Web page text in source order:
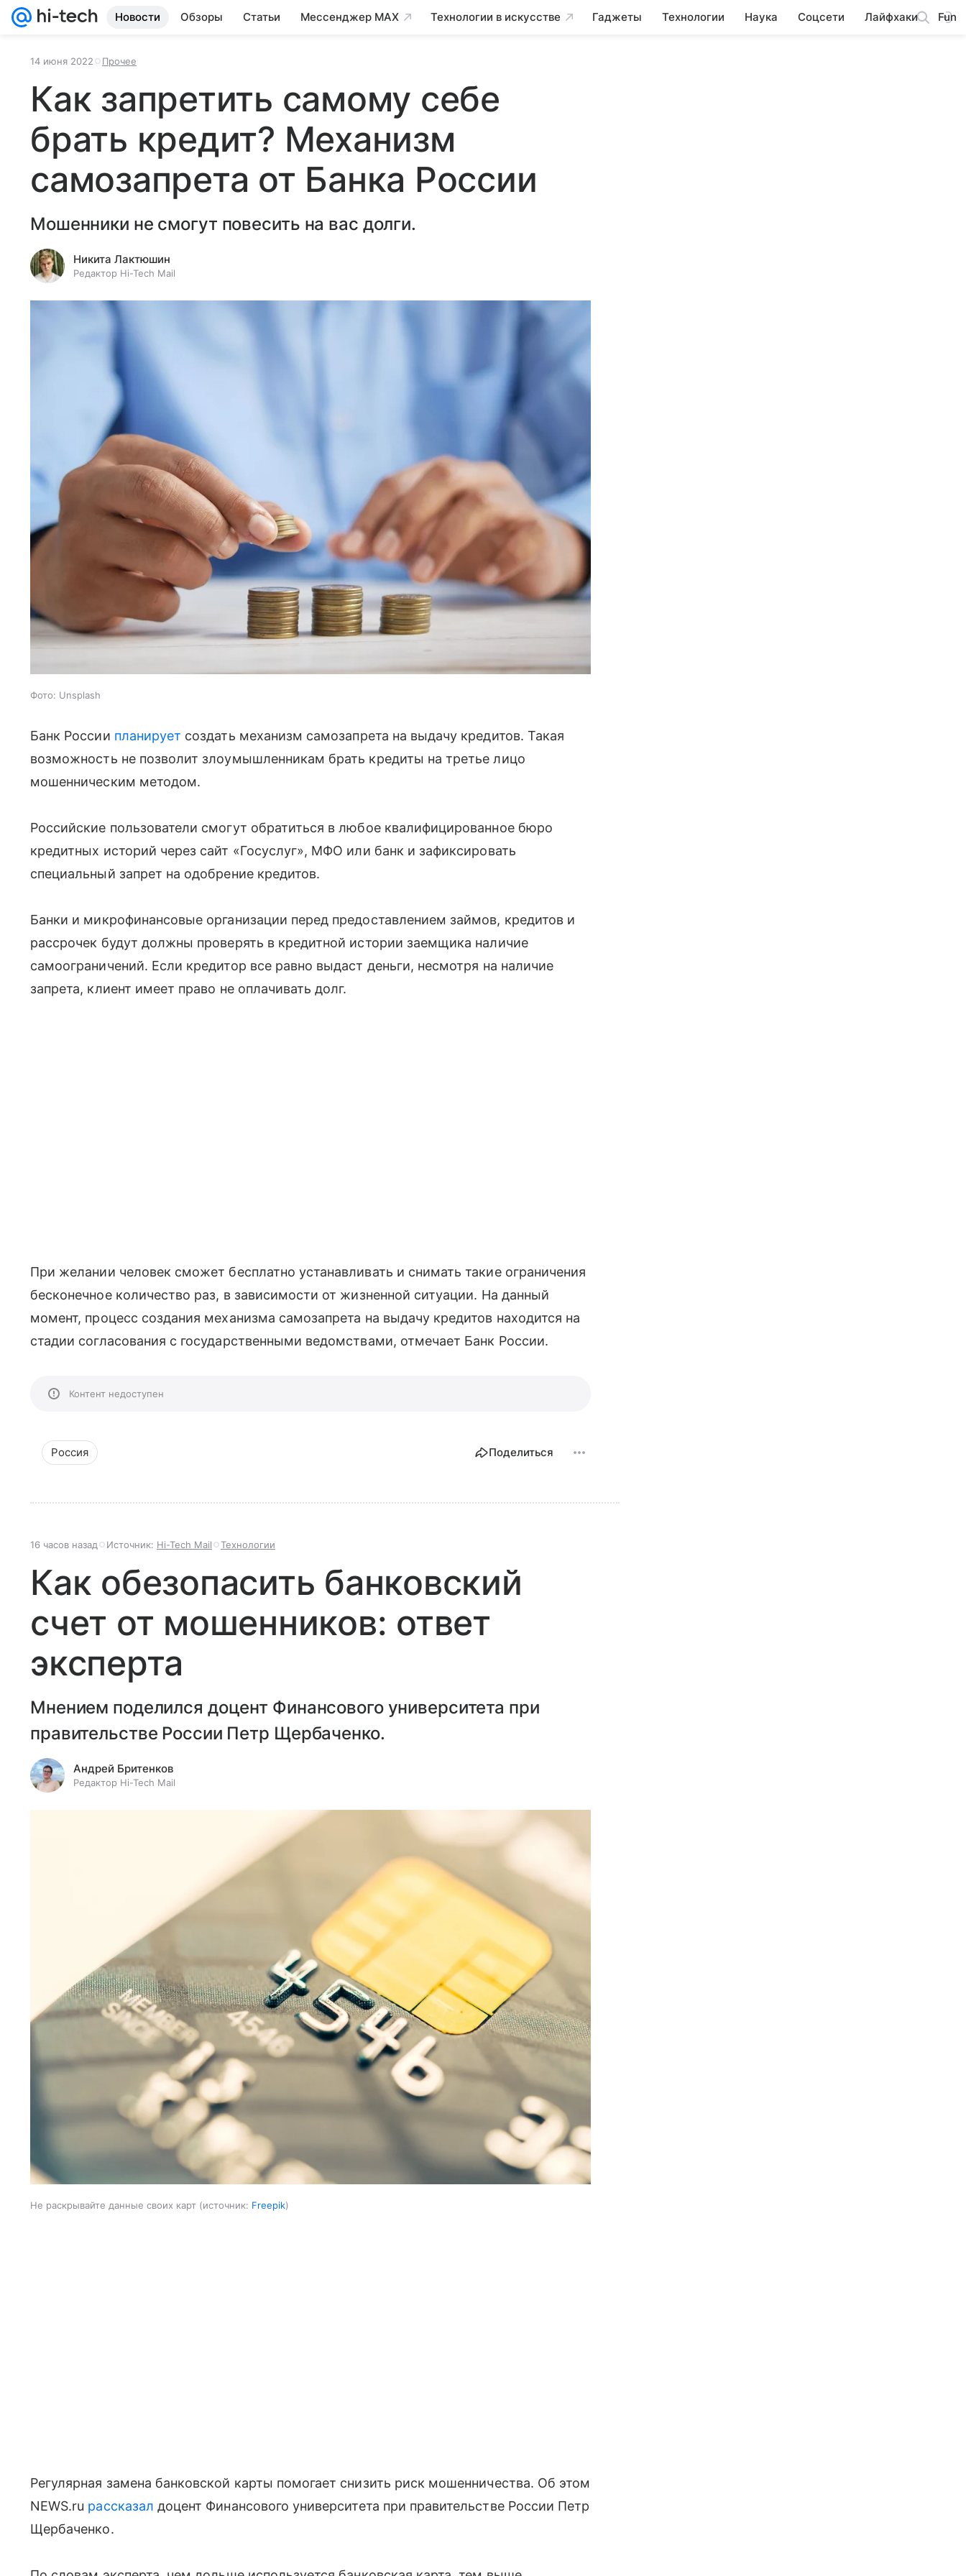
Новости Обзоры Статьи Мессенджер MAX Технологии в искусстве Гаджеты Технологии Наука Соцсети Лайфхаки Fun
14 июня 2022 Прочее
Как запретить самому себе
брать кредит? Механизм
самозапрета от Банка России
Мошенники не смогут повесить на вас долги.
Никита Лактюшин
Редактор Hi-Tech Mail
Фото: Unsplash
Банк России планирует создать механизм самозапрета на выдачу кредитов. Такая
возможность не позволит злоумышленникам брать кредиты на третье лицо
мошенническим методом.
Российские пользователи смогут обратиться в любое квалифицированное бюро
кредитных историй через сайт «Госуслуг», МФО или банк и зафиксировать
специальный запрет на одобрение кредитов.
Банки и микрофинансовые организации перед предоставлением займов, кредитов и
рассрочек будут должны проверять в кредитной истории заемщика наличие
самоограничений. Если кредитор все равно выдаст деньги, несмотря на наличие
запрета, клиент имеет право не оплачивать долг.
При желании человек сможет бесплатно устанавливать и снимать такие ограничения
бесконечное количество раз, в зависимости от жизненной ситуации. На данный
момент, процесс создания механизма самозапрета на выдачу кредитов находится на
стадии согласования с государственными ведомствами, отмечает Банк России.
Контент недоступен
Россия Поделиться
16 часов назад Источник: Hi-Tech Mail Технологии
Как обезопасить банковский
счет от мошенников: ответ
эксперта
Мнением поделился доцент Финансового университета при
правительстве России Петр Щербаченко.
Андрей Бритенков
Редактор Hi-Tech Mail
Не раскрывайте данные своих карт источник: Freepik
Регулярная замена банковской карты помогает снизить риск мошенничества. Об этом
NEWS.ru рассказал доцент Финансового университета при правительстве России Петр
Щербаченко.